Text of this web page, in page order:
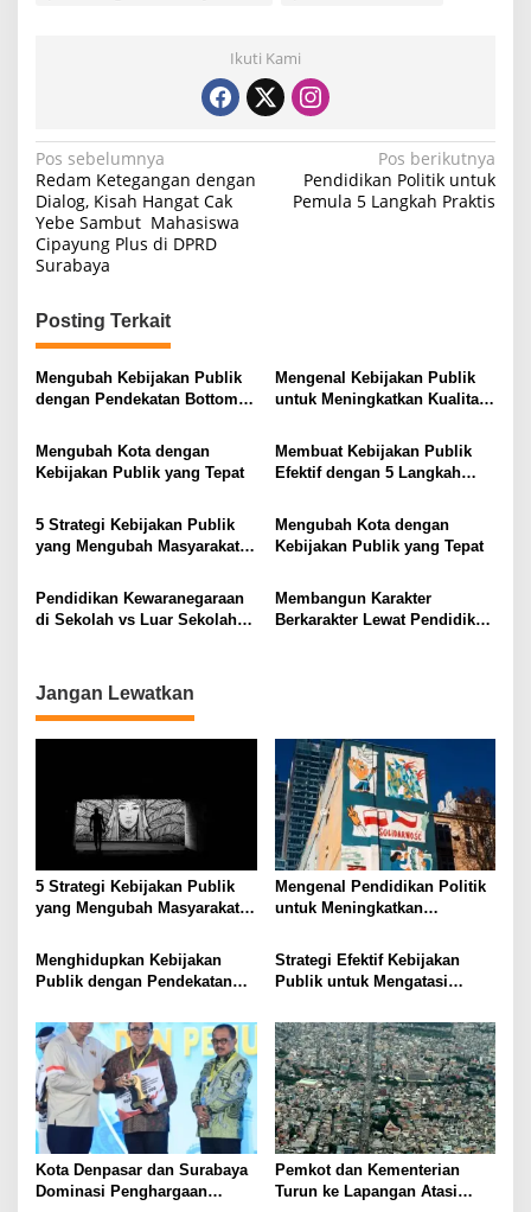
Ikuti Kami
N
a
v
i
a
s
i
o
Pos sebelumnya
Redam Ketegangan dengan
Dialog, Kisah Hangat Cak
Yebe Sambut Mahasiswa
Cipayung Plus di DPRD
Surabaya
Pos berikutnya
Pendidikan Politik untuk
Pemula 5 Langkah Praktis
Posting Terkait
Mengubah Kebijakan Publik
dengan Pendekatan Bottom-
Mengenal Kebijakan Publik
untuk Meningkatkan Kualitas
Mengubah Kota dengan
Kebijakan Publik yang Tepat
Membuat Kebijakan Publik
Efektif dengan 5 Langkah
5 Strategi Kebijakan Publik
yang Mengubah Masyarakat
Mengubah Kota dengan
Kebijakan Publik yang Tepat
Pendidikan Kewaranegaraan
di Sekolah vs Luar Sekolah
Membangun Karakter
Berkarakter Lewat Pendidikan
Jangan Lewatkan
5 Strategi Kebijakan Publik
yang Mengubah Masyarakat
Mengenal Pendidikan Politik
untuk Meningkatkan
Menghidupkan Kebijakan
Publik dengan Pendekatan
Strategi Efektif Kebijakan
Publik untuk Mengatasi
Terpencil
Kota Denpasar dan Surabaya
Dominasi Penghargaan
Pemkot dan Kementerian
Turun ke Lapangan Atasi